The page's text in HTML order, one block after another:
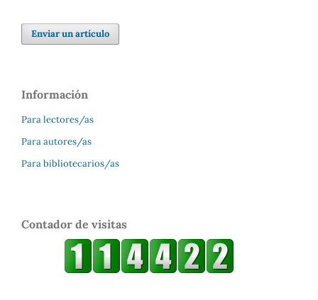
Enviar un artículo
Información
Para lectores/as
Para autores/as
Para bibliotecarios/as
Contador de visitas